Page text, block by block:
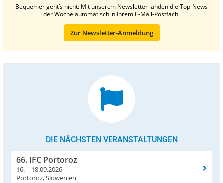
Bequemer geht’s nicht: Mit unserem Newsletter landen die Top-News
der Woche automatisch in Ihrem E-Mail-Postfach.
Zur Newsletter-Anmeldung
DIE NÄCHSTEN VERANSTALTUNGEN
66. IFC Portoroz
16. – 18.09.2026
Portoroz, Slowenien